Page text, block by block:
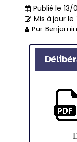
Publié le 13/
Mis à jour le
Par